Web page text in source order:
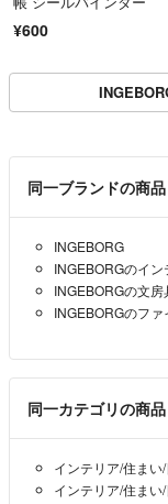
¥600
同一ブランドの商品
INGEBORG
INGEBORGのイ
INGEBORGの文房
INGEBORGのフ
同一カテゴリの商品
インテリア/住まい
インテリア/住まい